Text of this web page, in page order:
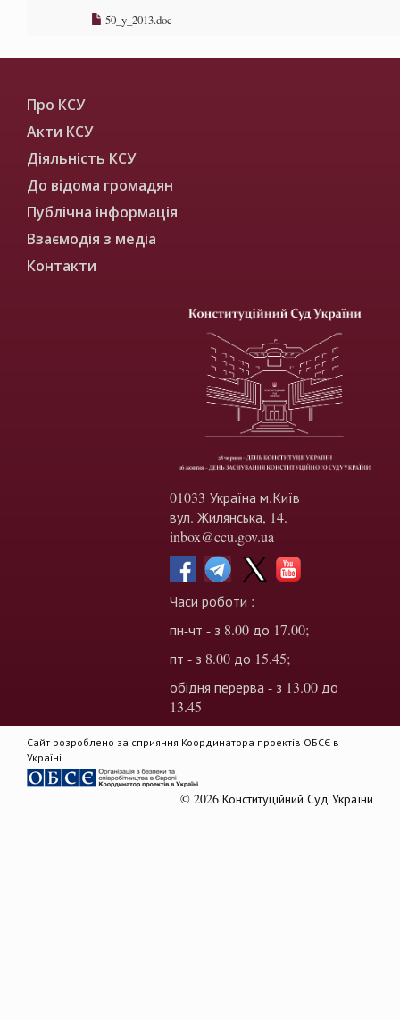
50_y_2013.doc
Про КСУ
Акти КСУ
Діяльність КСУ
До відома громадян
Публічна інформація
Взаємодія з медіа
Контакти
01033 Україна м.Київ
вул. Жилянська, 14.
inbox@ccu.gov.ua
Часи роботи :
пн-чт - з 8.00 до 17.00;
пт - з 8.00 до 15.45;
обідня перерва - з 13.00 до
13.45
Сайт розроблено за сприяння Координатора проектів ОБСЄ в
Україні
© 2026 Конституційний Суд України